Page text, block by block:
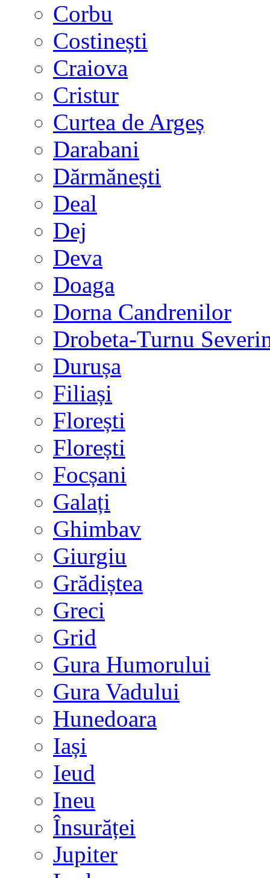
Corbu
Costinești
Craiova
Cristur
Curtea de Argeș
Darabani
Dărmănești
Deal
Dej
Deva
Doaga
Dorna Candrenilor
Drobeta-Turnu
Durușa
Filiași
Florești
Florești
Focșani
Galați
Ghimbav
Giurgiu
Grădiștea
Greci
Grid
Gura Humorului
Gura Vadului
Hunedoara
Iași
Ieud
Ineu
Însurăței
Jupiter